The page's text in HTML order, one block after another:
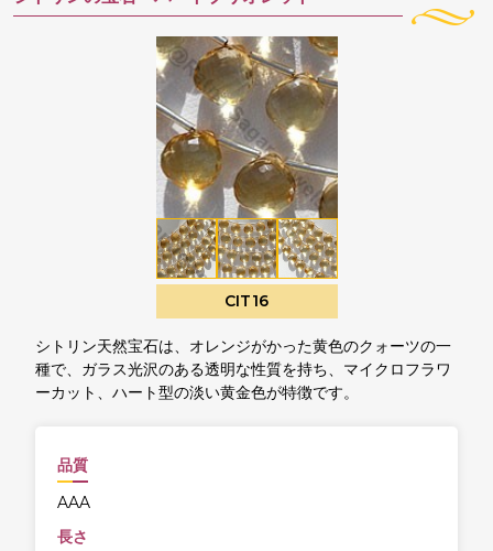
CIT16
シトリン天然宝石は、オレンジがかった黄色のクォーツの一
種で、ガラス光沢のある透明な性質を持ち、マイクロフラワ
ーカット、ハート型の淡い黄金色が特徴です。
品質
AAA
長さ